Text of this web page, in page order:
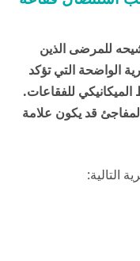
للمرضى الذين
الواضحة التي تؤكد
للفقاعات.
قد يكون علامة
التالية: